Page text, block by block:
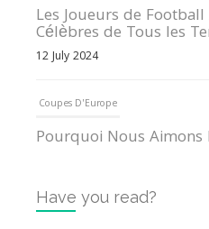
Les Joueurs de
Célèbres de Tous les
12 July 2024
Coupes D'Europe
Pourquoi Nous Aimons
Internationales
Have you read?